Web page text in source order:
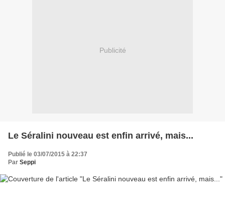
Publicité
Le Séralini nouveau est enfin arrivé, mais...
Publié le 03/07/2015 à 22:37
Par Seppi